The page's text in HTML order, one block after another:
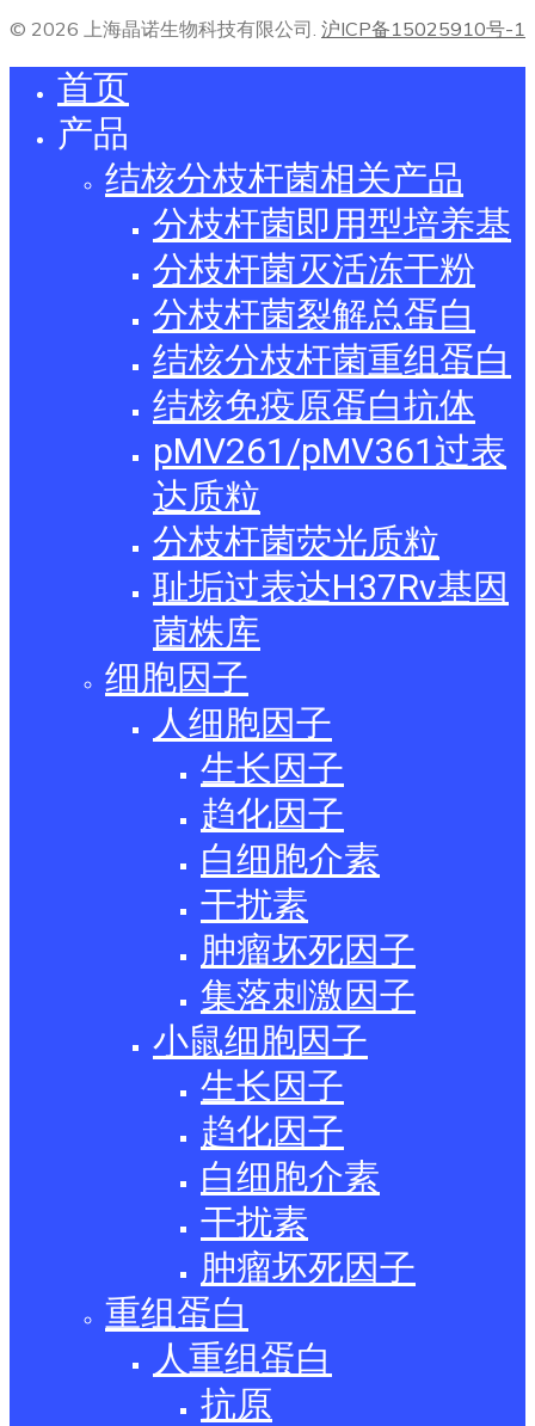
© 2026 上海晶诺生物科技有限公司. 沪ICP备15025910号-1
首页
产品
结核分枝杆菌相关产品
分枝杆菌即用型培养基
分枝杆菌灭活冻干粉
分枝杆菌裂解总蛋白
结核分枝杆菌重组蛋白
结核免疫原蛋白抗体
pMV261/pMV361过表
达质粒
分枝杆菌荧光质粒
耻垢过表达H37Rv基因
菌株库
细胞因子
人细胞因子
生长因子
趋化因子
白细胞介素
干扰素
肿瘤坏死因子
集落刺激因子
小鼠细胞因子
生长因子
趋化因子
白细胞介素
干扰素
肿瘤坏死因子
重组蛋白
人重组蛋白
抗原